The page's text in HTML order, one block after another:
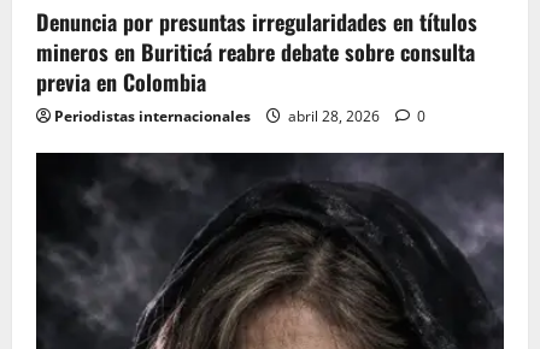
Denuncia por presuntas irregularidades en títulos
mineros en Buriticá reabre debate sobre consulta
previa en Colombia
Periodistas internacionales abril 28, 2026 0